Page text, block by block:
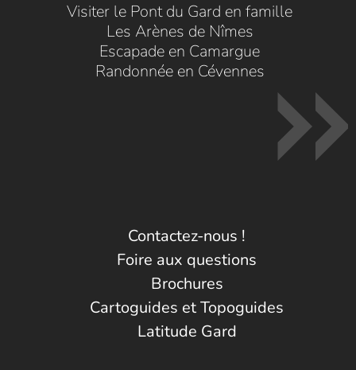
Visiter le Pont du Gard en famille
Les Arènes de Nîmes
Escapade en Camargue
Randonnée en Cévennes
Contactez-nous !
Foire aux questions
Brochures
Cartoguides et Topoguides
Latitude Gard